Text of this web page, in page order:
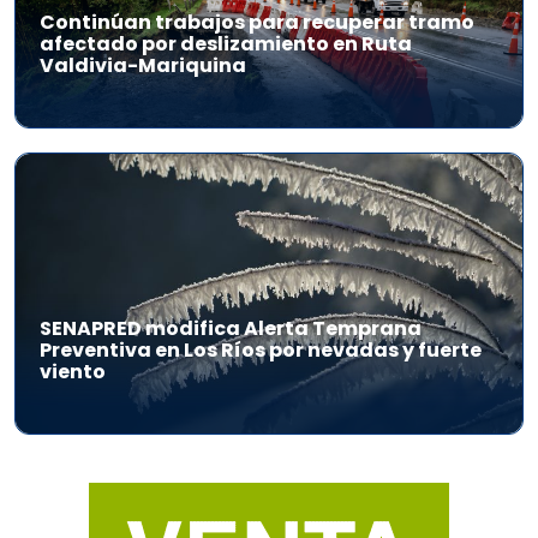
Continúan trabajos para recuperar tramo
afectado por deslizamiento en Ruta
Valdivia-Mariquina
SENAPRED modifica Alerta Temprana
Preventiva en Los Ríos por nevadas y fuerte
viento